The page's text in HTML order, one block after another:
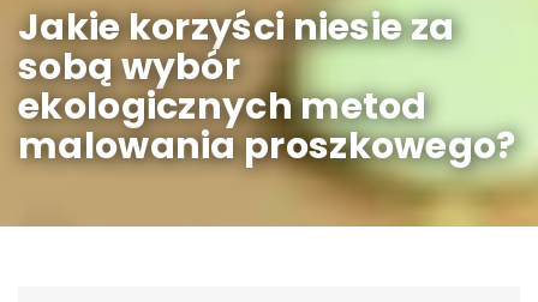
Jakie korzyści niesie za
sobą wybór
ekologicznych metod
malowania proszkowego?